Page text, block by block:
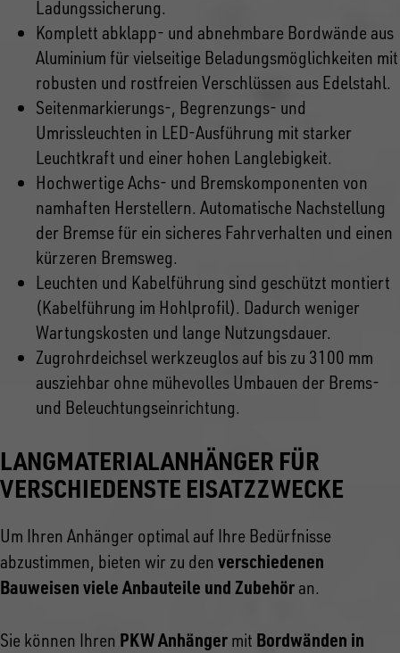
Ladungssicherung.
Komplett abklapp- und abnehmbare Bordwände aus
Aluminium für vielseitige Beladungsmöglichkeiten mit
robusten und rostfreien Verschlüssen aus Edelstahl.
Seitenmarkierungs-, Begrenzungs- und
Umrissleuchten in LED-Ausführung mit starker
Leuchtkraft und einer hohen Langlebigkeit.
Hochwertige Achs- und Bremskomponenten von
namhaften Herstellern. Automatische Nachstellung
der Bremse für ein sicheres Fahrverhalten und einen
kürzeren Bremsweg.
Leuchten und Kabelführung sind geschützt montiert
(Kabelführung im Hohlprofil). Dadurch weniger
Wartungskosten und lange Nutzungsdauer.
Zugrohrdeichsel werkzeuglos auf bis zu 3100 mm
ausziehbar ohne mühevolles Umbauen der Brems-
und Beleuchtungseinrichtung.
LANGMATERIALANHÄNGER FÜR
VERSCHIEDENSTE EISATZZWECKE
Um Ihren Anhänger optimal auf Ihre Bedürfnisse
abzustimmen, bieten wir zu den verschiedenen
Bauweisen viele Anbauteile und Zubehör an.
Sie können Ihren PKW Anhänger mit Bordwänden in